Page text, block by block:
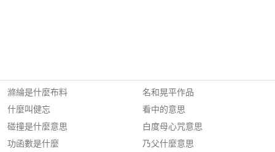
滌綸是什麼布料
什麼叫健忘
碰撞是什麼意思
功函數是什麼
名和晃平作品
看中的意思
白度母心咒意思
乃父什麼意思